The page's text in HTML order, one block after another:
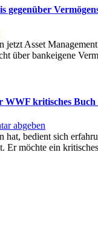
gegenüber
Asset
bankeigene
kritisches Buch
abgeben
bedient sich
Er möchte ein